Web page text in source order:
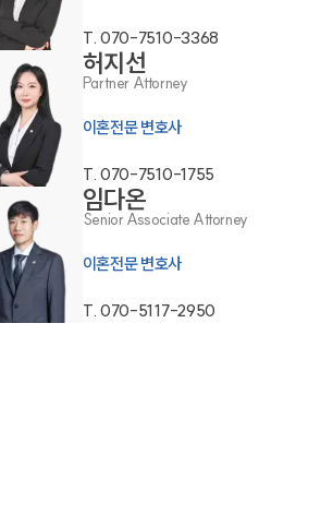
부소개
부소개
대륜의 강점
T. 070-7510-3368
허지선
Partner Attorney
이혼전문 변호사
T. 070-7510-1755
임다온
Senior Associate Attorney
이혼전문 변호사
T. 070-5117-2950